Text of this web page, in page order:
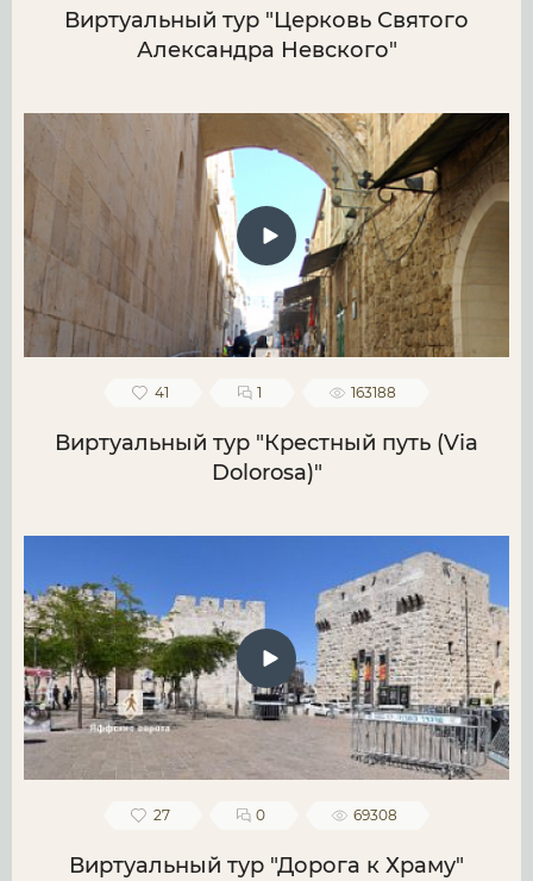
Виртуальный тур "Церковь Святого
Александра Невского"
41 1 163188
Виртуальный тур "Крестный путь (Via
Dolorosa)"
27 0 69308
Виртуальный тур "Дорога к Храму"